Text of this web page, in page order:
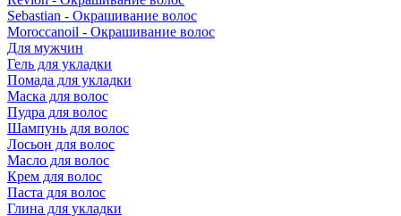
Sebastian - Окрашивание волос
Moroccanoil - Окрашивание волос
Для мужчин
Гель для укладки
Помада для укладки
Маска для волос
Пудра для волос
Шампунь для волос
Лосьон для волос
Масло для волос
Крем для волос
Паста для волос
Глина для укладки